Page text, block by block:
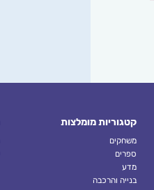
קטגוריות מומלצות
משחקים
ספרים
מדע
בנייה והרכבה